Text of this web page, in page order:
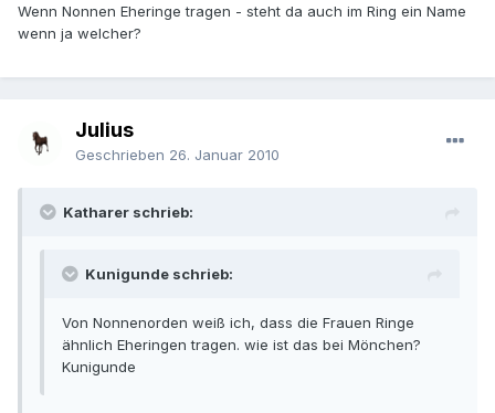
Wenn Nonnen Eheringe tragen - steht da auch im Ring ein Name
wenn ja welcher?
Julius
Geschrieben 26. Januar 2010
Katharer schrieb:
Kunigunde schrieb:
Von Nonnenorden weiß ich, dass die Frauen Ringe
ähnlich Eheringen tragen. wie ist das bei Mönchen?
Kunigunde